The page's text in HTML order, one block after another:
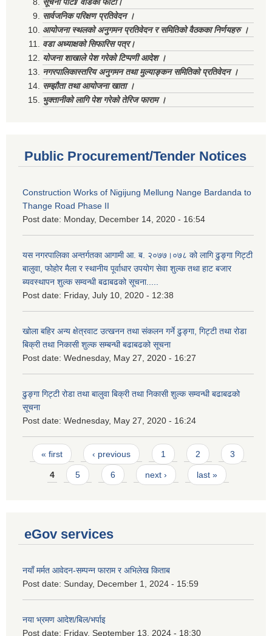
सूचना पाटी/ वोर्डको फोटो।
सार्वजनिक परिक्षण प्रतिवेदन ।
आयोजना स्थलको अनुगमन प्रतिवेदन र समितिको वैठकका निर्णयहरु ।
वडा अध्याक्षको सिफारिस पत्र।
योजना शाखाले पेश गरेको टिप्पणी आदेश ।
नगरपालिकास्तरिय अनुगमन तथा मुल्याङ्कन समितिको प्रतिवेदन ।
सम्झौता तथा आयोजना खाता ।
भुक्तानीको लागि पेश गरेको तेरिज फाराम ।
Public Procurement/Tender Notices
Construction Works of Nigijung Mellung Nange Bardanda to
Thange Road Phase II
Post date: Monday, December 14, 2020 - 16:54
यस नगरपालिका अन्तर्गतका आगामी आ. ब. २०७७।०७८ को लागि ढुङ्गा गिट्टी
बालुवा, फोहोर मैला र स्थानीय पूर्वाधार उपयोग सेवा शुल्क तथा हाट बजार
ब्यवस्थापन शुल्क सम्वन्धी बढाबढको सूचना.....
Post date: Friday, July 10, 2020 - 12:38
खोला बहिर अन्य क्षेत्रवाट उत्खनन तथा संकलन गर्ने ढुङ्गा, गिट्टी तथा रोडा
बिक्री तथा निकासी शुल्क सम्बन्धी बढाबढको सूचना
Post date: Wednesday, May 27, 2020 - 16:27
ढुङ्गा गिट्टी रोडा तथा बालुवा बिक्री तथा निकासी शुल्क सम्वन्धी बढाबढको
सूचना
Post date: Wednesday, May 27, 2020 - 16:24
Pages
« first ‹ previous 1 2 3
4 5 6 next › last »
eGov services
नयाँ मर्मत आवेदन-सम्पन्न फाराम र अभिलेख किताब
Post date: Sunday, December 1, 2024 - 15:59
नया भ्रमण आदेश/बिल/भर्पाइ
Post date: Friday, September 13, 2024 - 18:30